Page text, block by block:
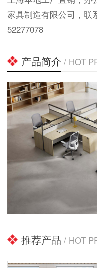
家具制造有限公司，
52277078
产品简介 / HOT
推荐产品 / HOT